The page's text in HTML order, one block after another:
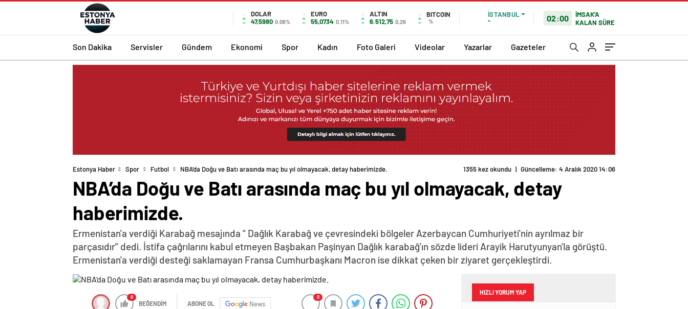
DOLAR
47,5980 0.06%
EURO
55,0734 0.11%
ALTIN
6.512,75 0,26
BITCOIN
%
İSTANBUL
°
02:00
İMSAK'A
KALAN SÜRE
Son Dakika Servisler Gündem Ekonomi Spor Kadın Foto Galeri Videolar Yazarlar Gazeteler
Estonya Haber Spor Futbol NBA’da Doğu ve Batı arasında maç bu yıl olmayacak, detay haberimizde. 1355 kez okundu | Güncelleme: 4 Aralık 2020 14:06
NBA’da Doğu ve Batı arasında maç bu yıl olmayacak, detay
haberimizde.
Ermenistan'a verdiği Karabağ mesajında “ Dağlık Karabağ ve çevresindeki bölgeler Azerbaycan Cumhuriyeti'nin ayrılmaz bir
parçasıdır” dedi. İstifa çağrılarını kabul etmeyen Başbakan Paşinyan Dağlık karabağ'ın sözde lideri Arayik Harutyunyan'la görüştü.
Ermenistan'a verdiği desteği saklamayan Fransa Cumhurbaşkanı Macron ise dikkat çeken bir ziyaret gerçekleştirdi.
0
BEĞENDİM ABONE OL News
0
HIZLI YORUM YAP